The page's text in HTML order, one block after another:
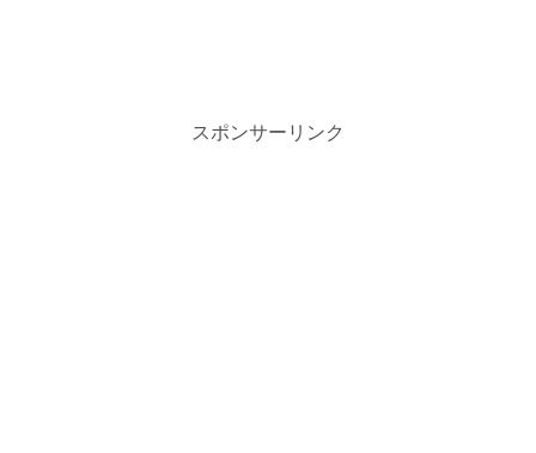
スポンサーリンク